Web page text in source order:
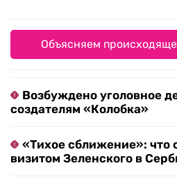
Объясняем
Возбуждено уголовное
создателям «Колобка»
«Тихое сближение»: что
визитом Зеленского в